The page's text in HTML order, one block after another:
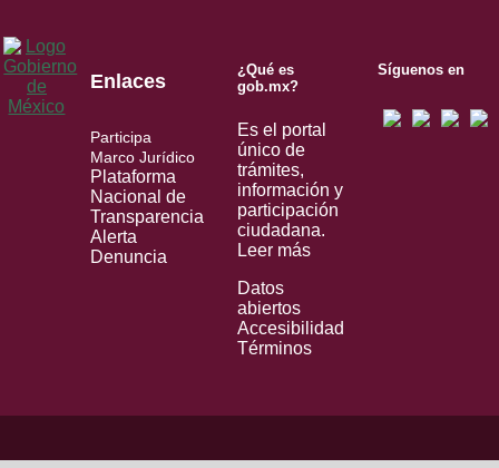
Enlaces
Participa
Marco Jurídico
Plataforma
Nacional de
Transparencia
Alerta
Denuncia
¿Qué es
gob.mx?
Es el portal
único de
trámites,
información y
participación
ciudadana.
Leer más
Datos
abiertos
Accesibilidad
Términos
Síguenos en